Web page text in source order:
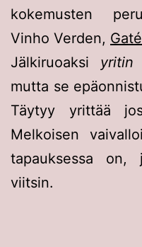
kokemusten
Vinho Verden,
Jälkiruoaksi yritin
mutta se
Täytyy yrittää
Melkoisen
tapauksessa
viitsin.